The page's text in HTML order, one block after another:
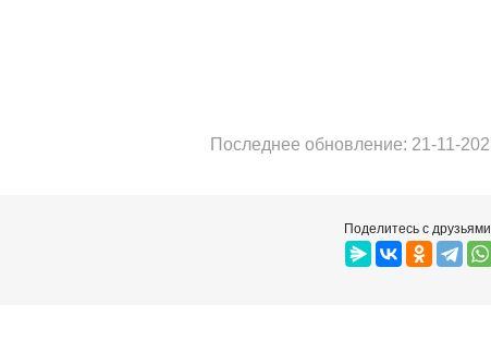
Последнее обновление: 21-11-
Поделитесь с